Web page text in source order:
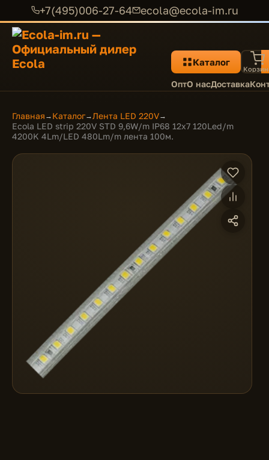
+7(495)006-27-64 ecola@ecola-im.ru
Каталог
ОптО насДоставка
Главная → Каталог→Лента LED 220V→
Ecola LED strip 220V STD 9,6W/m IP68 12x7 120Led/m
4200K 4Lm/LED 480Lm/m лента 100м.